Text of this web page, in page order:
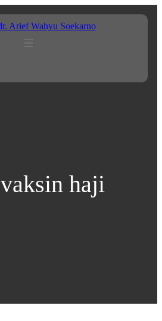
vaksin haji